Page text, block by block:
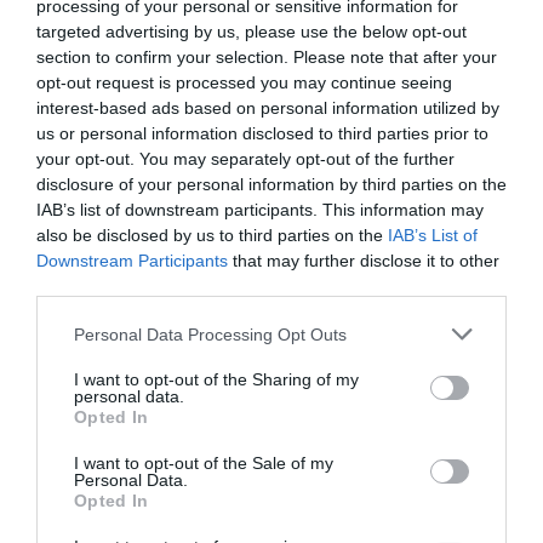
processing of your personal or sensitive information for
targeted advertising by us, please use the below opt-out
section to confirm your selection. Please note that after your
opt-out request is processed you may continue seeing
interest-based ads based on personal information utilized by
us or personal information disclosed to third parties prior to
your opt-out. You may separately opt-out of the further
disclosure of your personal information by third parties on the
IAB’s list of downstream participants. This information may
also be disclosed by us to third parties on the IAB’s List of
Downstream Participants that may further disclose it to other
Personal Data Processing Opt Outs
I want to opt-out of the Sharing of my
personal data.
Opted In
I want to opt-out of the Sale of my
Personal Data.
Opted In
als treballadors digna de
Girón de Velasco"
Per tant, la feina que correspondria ara és
asseure’s tots plegats i veure com es desmunten
Renfe i Adif al mateix temps que es munten unes
noves organitzacions que funcionin. Mètodes n’hi
ha diversos. A Renfe se la pot diluir obrint-la a la
competència i que fracassi. I Adif podria ser
vol. Però que l’agafés algú que hi entengués -
sense la boina de “
entaforar Girón de Velasco, vull dir-. Segurament
n’hi ha d’altres, de mètodes. Però per a la salut